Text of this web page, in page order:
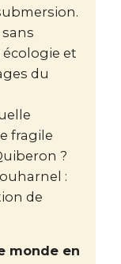
et
du
fragile
?
:
de
monde en